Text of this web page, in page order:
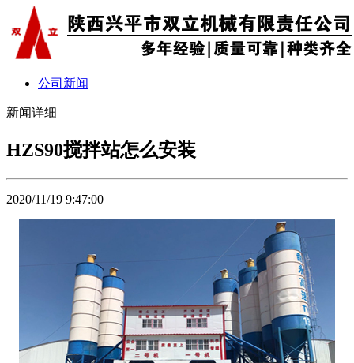
公司新闻
新闻详细
HZS90搅拌站怎么安装
2020/11/19 9:47:00